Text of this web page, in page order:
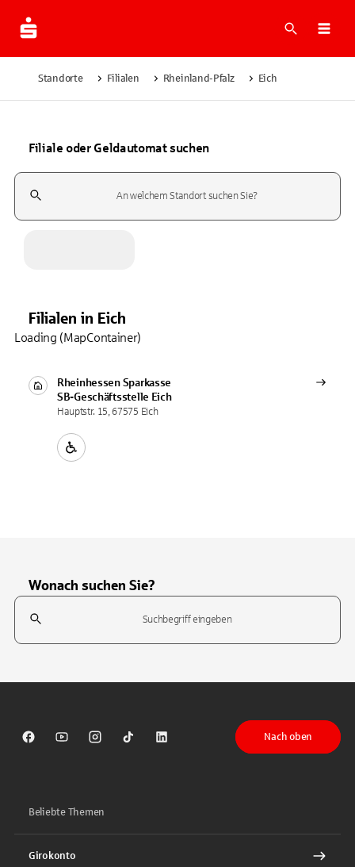
Suche
Standorte Filialen Rheinland-Pfalz Eich
Filiale oder Geldautomat suchen
Suchfeld
Filialen in Eich
Rheinhessen Sparkasse
SB-Geschäftsstelle Eich
Hauptstr. 15, 67575 Eich
Loading (MapContainer)
Wonach suchen Sie?
Suchfeld
Sparkasse auf Facebook
Sparkasse auf Youtube
Sparkasse auf Instagram
Sparkasse auf TikTok
Sparkasse auf LinkedIn
Nach oben
Beliebte Themen
Girokonto